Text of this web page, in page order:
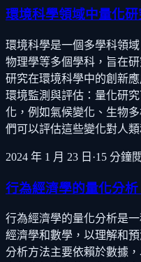
環境科學領域中量化
環境科學是一個多學科領
物理學等多個學科，旨在
研究在環境科學中的創新
環境監測與評估：量化研
化，例如氣候變化、生物
們可以評估這些變化對人
2024 年 1 月 23 日 ·15 分鐘
行為經濟學的量化分
行為經濟學的量化分析是
經濟學和數學，以理解和
分析方法主要依賴於數據